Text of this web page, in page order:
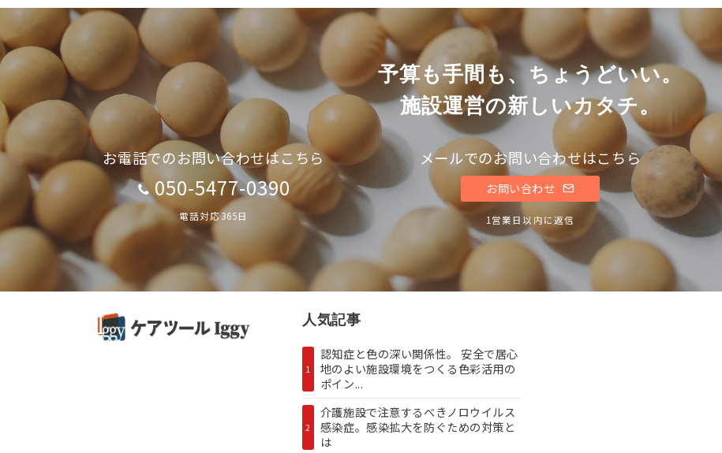
予算も手間も、ちょうどいい。
施設運営の新しいカタチ。
お電話でのお問い合わせはこちら
050-5477-0390
電話対応365日
メールでのお問い合わせはこちら
お問い合わせ
1営業日以内に返信
人気記事
1
認知症と色の深い関係性。 安全で居心
地のよい施設環境をつくる色彩活用の
ポイン...
2
介護施設で注意するべきノロウイルス
感染症。感染拡大を防ぐための対策と
は